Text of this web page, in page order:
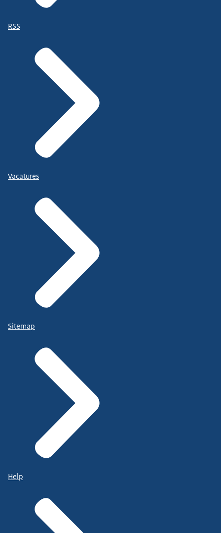
RSS
Vacatures
Sitemap
Help